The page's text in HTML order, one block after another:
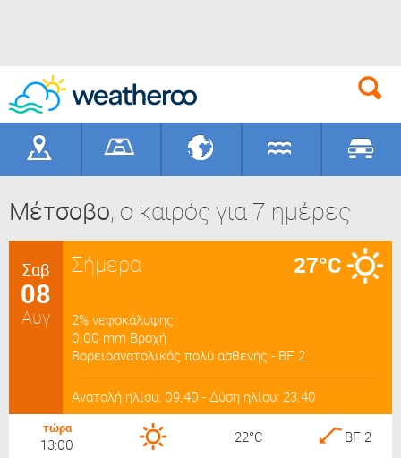
Γεωγραφικά
Μέτσοβο, ο καιρός για 7 ημέρες
Σαβ
08
Αυγ
Σήμερα 27°C
2% νεφοκάλυψης
0.00 mm Βροχή
Bορειοανατολικός πολύ ασθενής - BF 2
Ανατολή ηλίου: 09.40 - Δύση ηλίου: 23.40
τώρα
13:00 22°C BF 2